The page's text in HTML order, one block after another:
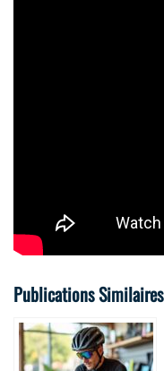
Publications